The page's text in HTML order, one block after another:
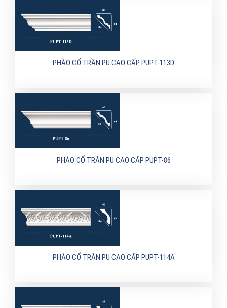
PHÀO CỔ TRẦN PU CAO CẤP PUPT-113D
PHÀO CỔ TRẦN PU CAO CẤP PUPT-86
PHÀO CỔ TRẦN PU CAO CẤP PUPT-114A